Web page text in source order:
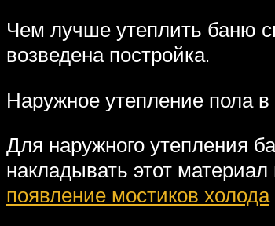
Чем лучше утеплить баню
возведена постройка.
Наружное утепление пола в
Для наружного утепления
накладывать этот
появление мостиков холода